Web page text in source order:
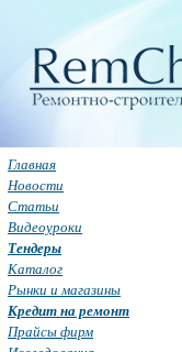
Главная
Новости
Статьи
Видеоуроки
Тендеры
Каталог
Рынки и магазины
Кредит на ремонт
Прайсы фирм